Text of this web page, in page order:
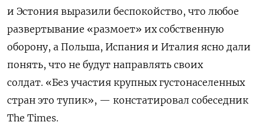
и Эстония выразили беспокойство, что любое
развертывание «размоет» их собственную
оборону, а Польша, Испания и Италия ясно дали
понять, что не будут направлять своих
солдат. «Без участия крупных густонаселенных
стран это тупик», — констатировал собеседник
The Times.